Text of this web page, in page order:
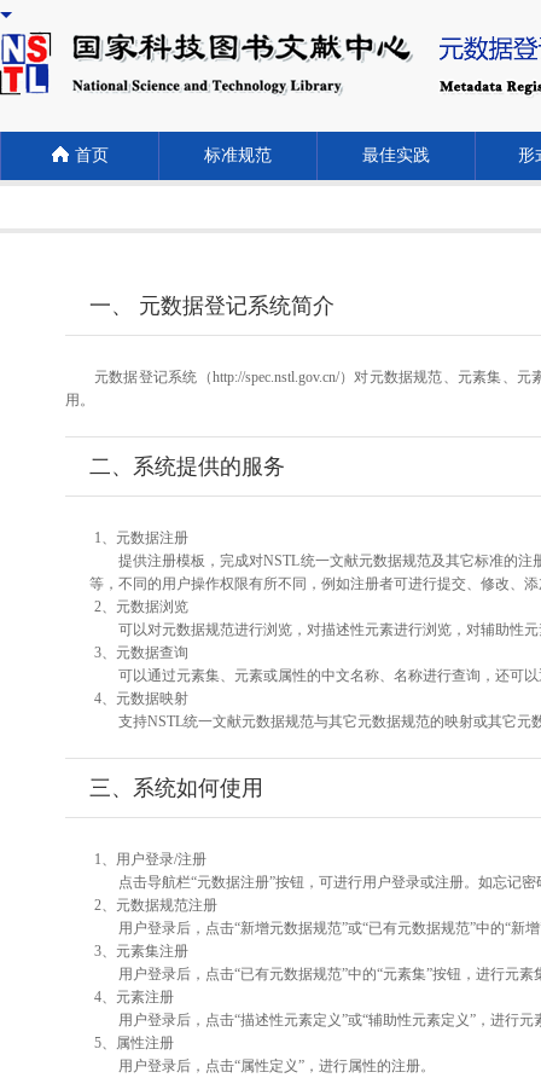
首页 标准规范 最佳实践 形
一、 元数据登记系统简介
元数据登记系统（http://spec.nstl.gov.cn/）对元数据规范、元素集
用。
二、系统提供的服务
1、元数据注册
提供注册模板，完成对NSTL统一文献元数据规范及其它标准的
等，不同的用户操作权限有所不同，例如注册者可进行提交、修改、
2、元数据浏览
可以对元数据规范进行浏览，对描述性元素进行浏览，对辅助性
3、元数据查询
可以通过元素集、元素或属性的中文名称、名称进行查询，还可
4、元数据映射
支持NSTL统一文献元数据规范与其它元数据规范的映射或其它元
三、系统如何使用
1、用户登录/注册
点击导航栏“元数据注册”按钮，可进行用户登录或注册。如忘记
2、元数据规范注册
用户登录后，点击“新增元数据规范”或“已有元数据规范”中的“新
3、元素集注册
用户登录后，点击“已有元数据规范”中的“元素集”按钮，进行元素
4、元素注册
用户登录后，点击“描述性元素定义”或“辅助性元素定义”，进行元
5、属性注册
用户登录后，点击“属性定义”，进行属性的注册。